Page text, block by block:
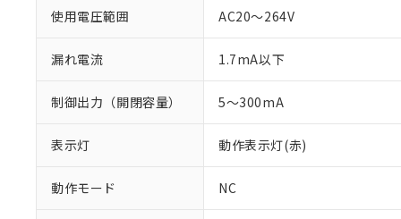
使用電圧範囲 AC20～264V
漏れ電流 1.7mA以下
制御出力（開閉容量） 5～300mA
表示灯 動作表示灯(赤)
動作モード NC
ご利用条件
対応予定：EU
対応予定なし：
調査・確認中：
があります。